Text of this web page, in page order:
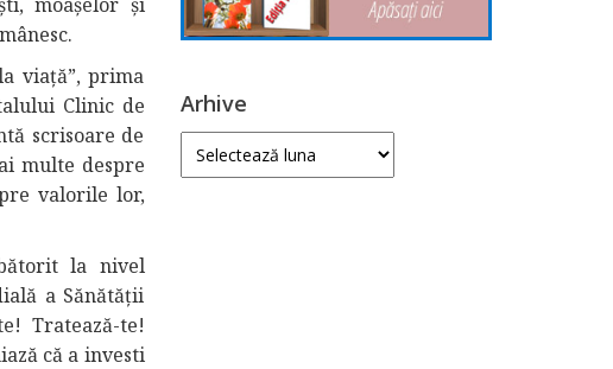
viață”, prima
Clinic de
scrisoare de
multe despre
valorile lor,
la nivel
a Sănătății
Tratează-te!
că a investi
Arhive
Arhive